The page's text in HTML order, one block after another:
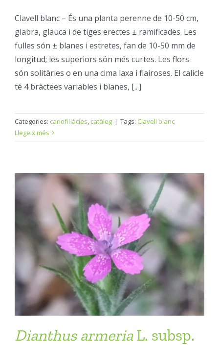
Clavell blanc – És una planta perenne de 10-50 cm,
glabra, glauca i de tiges erectes ± ramificades. Les
fulles són ± blanes i estretes, fan de 10-50 mm de
longitud; les superiors són més curtes. Les flors
són solitàries o en una cima laxa i flairoses. El calicle
té 4 bràctees variables i blanes, [...]
Categories: cariofil·làcies, catàleg | Tags: Clavell blanc
Llegeix més
Dianthus armeriaL. subsp.